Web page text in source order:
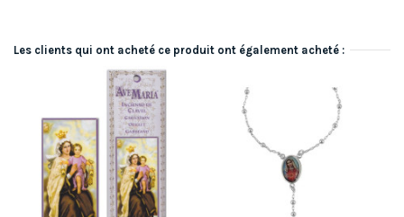
Les clients qui ont acheté ce produit ont également acheté :